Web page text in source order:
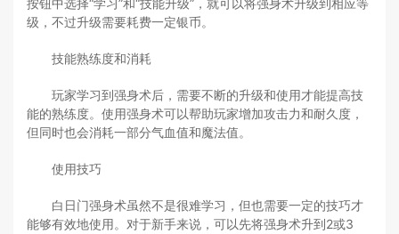
按钮中选择“学习”和“技能升级”，就可以将强身术升级到相应等
级，不过升级需要耗费一定银币。
技能熟练度和消耗
玩家学习到强身术后，需要不断的升级和使用才能提高技
能的熟练度。使用强身术可以帮助玩家增加攻击力和耐久度，
但同时也会消耗一部分气血值和魔法值。
使用技巧
白日门强身术虽然不是很难学习，但也需要一定的技巧才
能够有效地使用。对于新手来说，可以先将强身术升到2或3